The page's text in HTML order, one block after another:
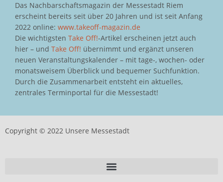
Das Nachbarschaftsmagazin der Messestadt Riem
erscheint bereits seit über 20 Jahren und ist seit Anfang
2022 online: www.takeoff-magazin.de
Die wichtigsten Take Off!-Artikel erscheinen jetzt auch
hier – und Take Off! übernimmt und ergänzt unseren
neuen Veranstaltungskalender – mit tage-, wochen- oder
monatsweisem Überblick und bequemer Suchfunktion.
Durch die Zusammenarbeit entsteht ein aktuelles,
zentrales Terminportal für die Messestadt!
Copyright © 2022 Unsere Messestadt